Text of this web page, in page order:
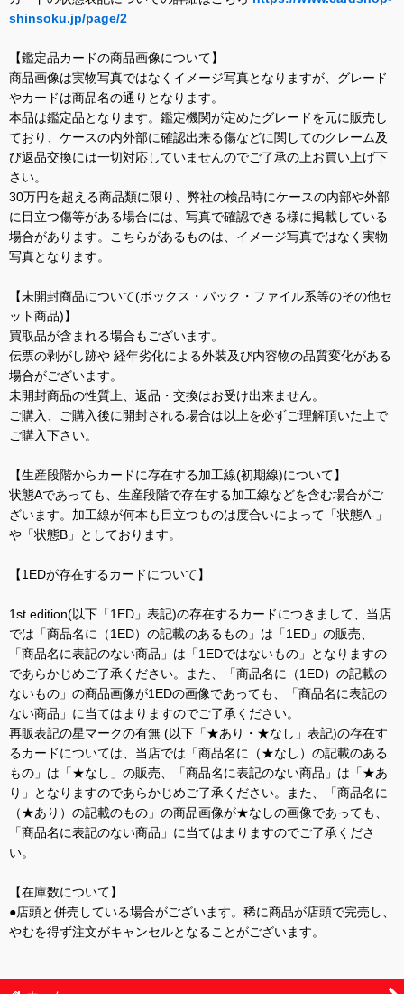
shinsoku.jp/page/2
【鑑定品カードの商品画像について】
商品画像は実物写真ではなくイメージ写真となりますが、グレード
やカードは商品名の通りとなります。
本品は鑑定品となります。鑑定機関が定めたグレードを元に販売し
ており、ケースの内外部に確認出来る傷などに関してのクレーム及
び返品交換には一切対応していませんのでご了承の上お買い上げ下
さい。
30万円を超える商品類に限り、弊社の検品時にケースの内部や外部
に目立つ傷等がある場合には、写真で確認できる様に掲載している
場合があります。こちらがあるものは、イメージ写真ではなく実物
写真となります。
【未開封商品について(ボックス・パック・ファイル系等のその他セ
ット商品)】
買取品が含まれる場合もございます。
伝票の剥がし跡や 経年劣化による外装及び内容物の品質変化がある
場合がございます。
未開封商品の性質上、返品・交換はお受け出来ません。
ご購入、ご購入後に開封される場合は以上を必ずご理解頂いた上で
ご購入下さい。
【生産段階からカードに存在する加工線(初期線)について】
状態Aであっても、生産段階で存在する加工線などを含む場合がご
ざいます。加工線が何本も目立つものは度合いによって「状態A-」
や「状態B」としております。
【1EDが存在するカードについて】
1st edition(以下「1ED」表記)の存在するカードにつきまして、当店
では「商品名に（1ED）の記載のあるもの」は「1ED」の販売、
「商品名に表記のない商品」は「1EDではないもの」となりますの
であらかじめご了承ください。また、「商品名に（1ED）の記載の
ないもの」の商品画像が1EDの画像であっても、「商品名に表記の
ない商品」に当てはまりますのでご了承ください。
再販表記の星マークの有無 (以下「★あり・★なし」表記)の存在す
るカードについては、当店では「商品名に（★なし）の記載のある
もの」は「★なし」の販売、「商品名に表記のない商品」は「★あ
り」となりますのであらかじめご了承ください。また、「商品名に
（★あり）の記載のもの」の商品画像が★なしの画像であっても、
「商品名に表記のない商品」に当てはまりますのでご了承くださ
い。
【在庫数について】
●店頭と併売している場合がございます。稀に商品が店頭で完売し、
やむを得ず注文がキャンセルとなることがございます。